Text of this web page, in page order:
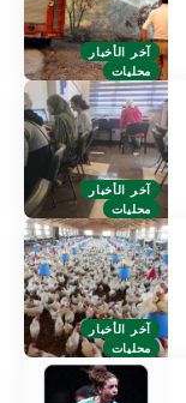
آخر الأخبار
محليات
آخر الأخبار
محليات
آخر الأخبار
محليات